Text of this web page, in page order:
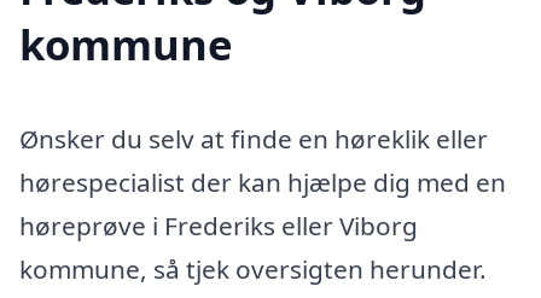
kommune
Ønsker du selv at finde en høreklik eller
hørespecialist der kan hjælpe dig med en
høreprøve i Frederiks eller Viborg
kommune, så tjek oversigten herunder.